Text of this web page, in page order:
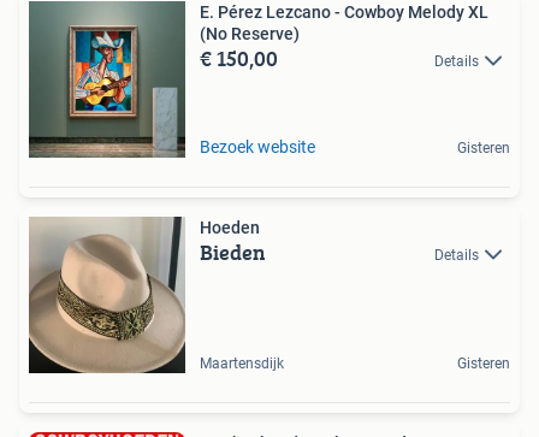
E. Pérez Lezcano - Cowboy Melody XL
(No Reserve)
€ 150,00 Details
Bezoek website Gisteren
Hoeden
Bieden Details
Maartensdijk Gisteren